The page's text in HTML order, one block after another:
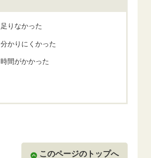
足りなかった
分かりにくかった
時間がかかった
このページのトップへ